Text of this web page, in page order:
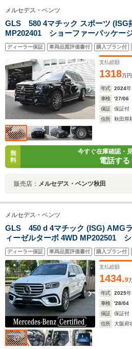
メルセデス・ベンツ
GLS 580 4マチック スポーツ (ISG
MP202401 ショーファーパッケー
ディーラー保証 車両品質評価書付 購入プラン付
支払総額
1318万円
年式 2024年
車検
'27/06
保証
保証付
住所
秋田県
無
料
今すぐ在庫確認・
電話する
販売店： メルセデス・ベンツ秋田
メルセデス・ベンツ
GLS 450 d 4マチック (ISG) AMG
ィーゼルターボ 4WD MP202501
ジ オフロードエンジニアリングパッ
イト AMGラインパッケージ 認定中
付
ディーラー保証 車両品質評価書付 購入プラン付
支払総額
1434.9
年式 2025年
車検
'28/04
保証
保証付
住所
大阪府